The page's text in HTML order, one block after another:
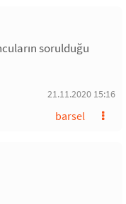
sorulduğu
21.11.2020 15:16
barsel